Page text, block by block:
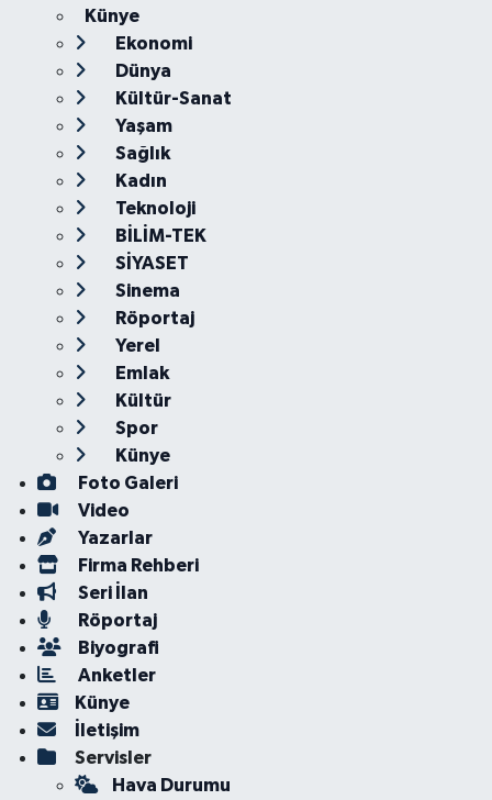
Künye
Ekonomi
Dünya
Kültür-Sanat
Yaşam
Sağlık
Kadın
Teknoloji
BİLİM-TEK
SİYASET
Sinema
Röportaj
Yerel
Emlak
Kültür
Spor
Künye
Foto Galeri
Video
Yazarlar
Firma Rehberi
Seri İlan
Röportaj
Biyografi
Anketler
Künye
İletişim
Servisler
Hava Durumu